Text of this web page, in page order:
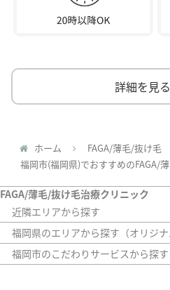
詳細を見る
ホーム FAGA/薄毛/抜け毛
福岡市(福岡県)でおすすめのFAGA/
FAGA/薄毛/抜け毛治療クリニック
近隣エリアから探す
佐賀県
長崎県
熊本県
福岡県のエリアから探す（オリジナ
福岡市
北九州市
福岡市のこだわりサービスから探す